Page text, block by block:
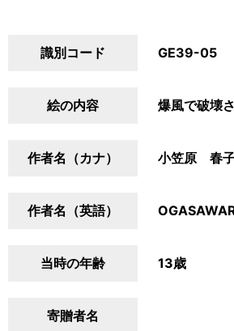
識別コード GE39-05
絵の内容 爆風で破壊
作者名（カナ） 小笠原 春
作者名（英語）
当時の年齢 13歳
寄贈者名